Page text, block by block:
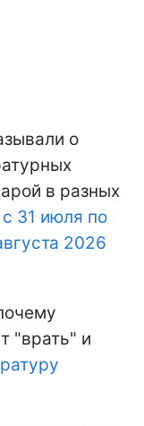
о
в разных
с 31 июля по
2026
"врать" и